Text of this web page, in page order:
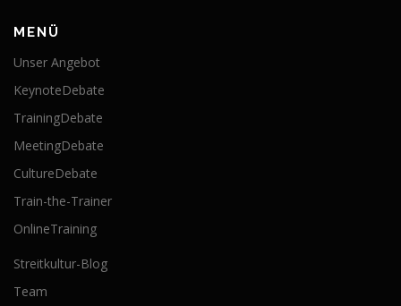
MENÜ
Unser Angebot
KeynoteDebate
TrainingDebate
MeetingDebate
CultureDebate
Train-the-Trainer
OnlineTraining
Streitkultur-Blog
Team